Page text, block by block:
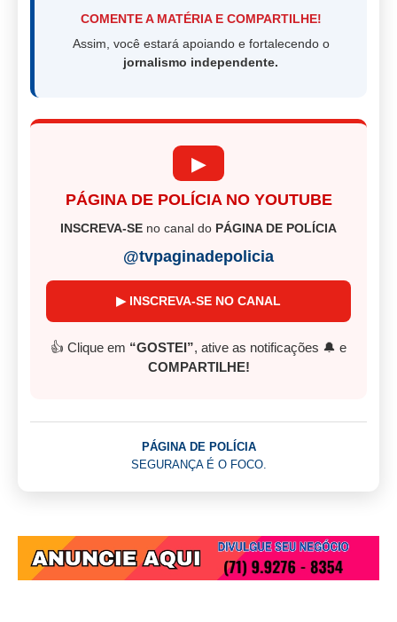
COMENTE A MATÉRIA E COMPARTILHE!
Assim, você estará apoiando e fortalecendo o
jornalismo independente.
▶
PÁGINA DE POLÍCIA NO YOUTUBE
INSCREVA-SE no canal do PÁGINA DE POLÍCIA
@tvpaginadepolicia
▶ INSCREVA-SE NO CANAL
👍 Clique em “GOSTEI”, ative as notificações 🔔 e
COMPARTILHE!
PÁGINA DE POLÍCIA
SEGURANÇA É O FOCO.